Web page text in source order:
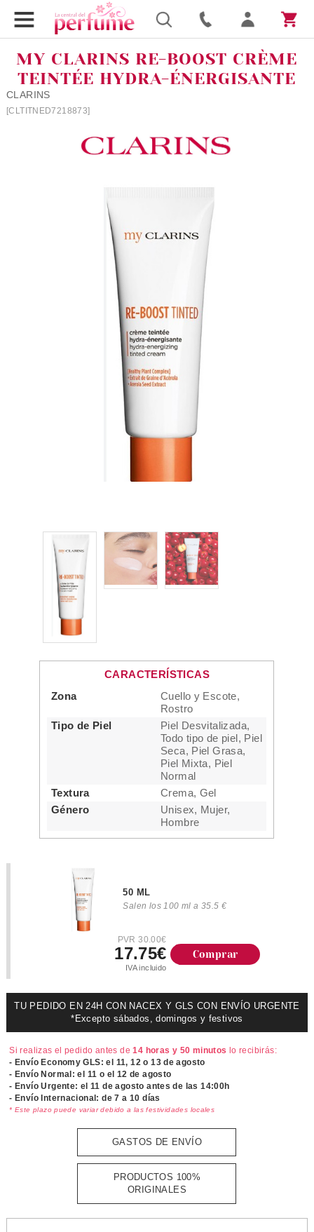
MY CLARINS RE-BOOST CRÈME
TEINTÉE HYDRA-ÉNERGISANTE
CLARINS
[CLTITNED7218873]
CARACTERÍSTICAS
Zona
Cuello y Escote,
Rostro
Tipo de Piel
Piel Desvitalizada,
Todo tipo de piel, Piel
Seca, Piel Grasa,
Piel Mixta, Piel
Normal
Textura
Crema, Gel
Género
Unisex, Mujer,
Hombre
50 ML
Salen los 100 ml a 35.5 €
PVR 30.00€
17.75€
IVA incluido
Comprar
TU PEDIDO EN 24H CON NACEX Y GLS CON ENVÍO URGENTE
*Excepto sábados, domingos y festivos
Si realizas el pedido antes de14 horas y 50 minutos lo recibirás:
- Envío Economy GLS: el 11, 12 o 13 de agosto
- Envío Normal: el 11 o el 12 de agosto
- Envío Urgente: el11 de agosto antes de las 14:00h
- Envío Internacional: de 7 a 10 días
* Este plazo puede variar debido a las festividades locales
GASTOS DE ENVÍO
PRODUCTOS 100%
ORIGINALES